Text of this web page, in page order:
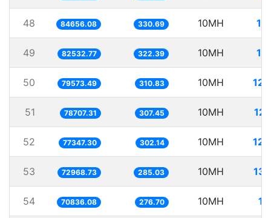
48 84656.08 330.69 10MH
49 82532.77 322.39 10MH
50 79573.49 310.83 10MH
51 78707.31 307.45 10MH
52 77347.30 302.14 10MH
53 72968.73 285.03 10MH
54 70836.08 276.70 10MH